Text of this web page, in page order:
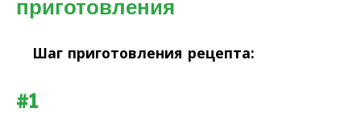
приготовления
Шаг приготовления рецепта:
#1